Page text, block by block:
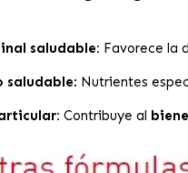
saludable: Favorece la
saludable: Nutrientes
Contribuye al